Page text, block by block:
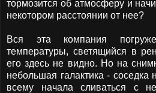
тормозится об атмосферу и
некотором расстоянии от нее?
Вся эта компания
температуры, светящийся в
его здесь не видно. Но на
небольшая галактика - соседка
всему начала сливаться с